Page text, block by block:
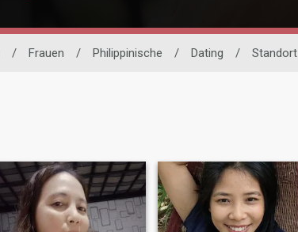
/ Frauen / Philippinische / Dating / Standort